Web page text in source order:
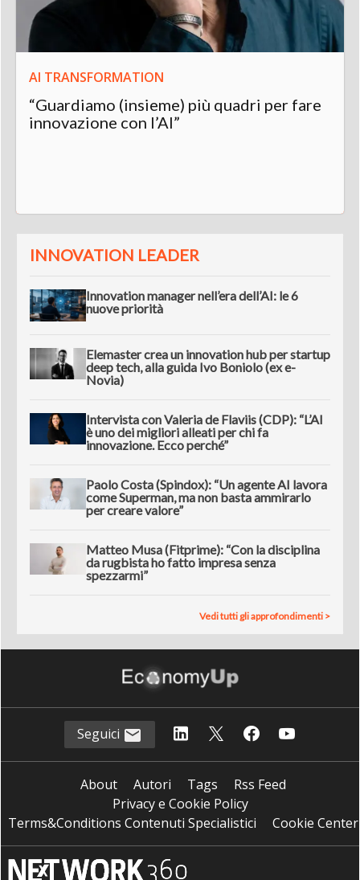
AI TRANSFORMATION
“Guardiamo (insieme) più quadri per fare
innovazione con l’AI”
INNOVATION LEADER
Innovation manager nell’era dell’AI: le 6
nuove priorità
Elemaster crea un innovation hub per startup
deep tech, alla guida Ivo Boniolo (ex e-
Novia)
Intervista con Valeria de Flaviis (CDP): “L’AI
è uno dei migliori alleati per chi fa
innovazione. Ecco perché”
Paolo Costa (Spindox): “Un agente AI lavora
come Superman, ma non basta ammirarlo
per creare valore”
Matteo Musa (Fitprime): “Con la disciplina
da rugbista ho fatto impresa senza
spezzarmi”
Vedi tutti gli approfondimenti >
Seguici
About Autori Tags
Rss Feed
Privacy e Cookie Policy
Terms&Conditions Contenuti Specialistici
Cookie Center